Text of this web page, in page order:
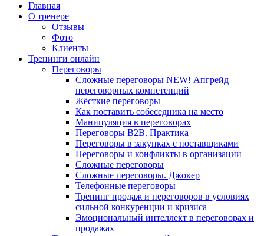
Главная
О тренере
Отзывы
Фото
Клиенты
Тренинги онлайн
Переговоры
Сложные переговоры NEW! Апгрейд
переговорных компетенций
Жёсткие переговоры
Как поставить собеседника на место
Манипуляция в переговорах
Переговоры B2B. Практика
Переговоры в закупках с поставщиками
Переговоры и конфликты в организации
Сложные переговоры
Сложные переговоры. Джокер
Телефонные переговоры
Тренинг продаж и переговоров в условиях
сильной конкуренции и кризиса
Эмоциональный интеллект в переговорах и
продажах